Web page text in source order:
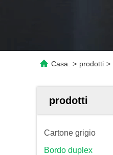
Casa. > prodotti >
prodotti
Cartone grigio
Bordo duplex